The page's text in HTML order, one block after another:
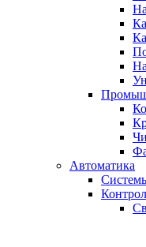
Автоматика